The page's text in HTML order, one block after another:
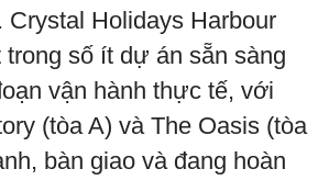
Crystal Holidays Harbour
số ít dự án sẵn sàng
vận hành thực tế, với
(tòa A) và The Oasis (tòa
bàn giao và đang hoàn